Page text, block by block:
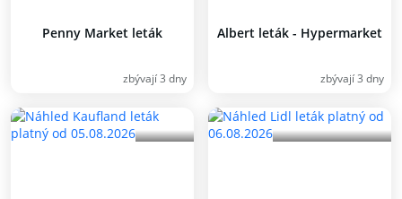
Penny Market leták
zbývají 3 dny
Albert leták - Hypermarket
zbývají 3 dny